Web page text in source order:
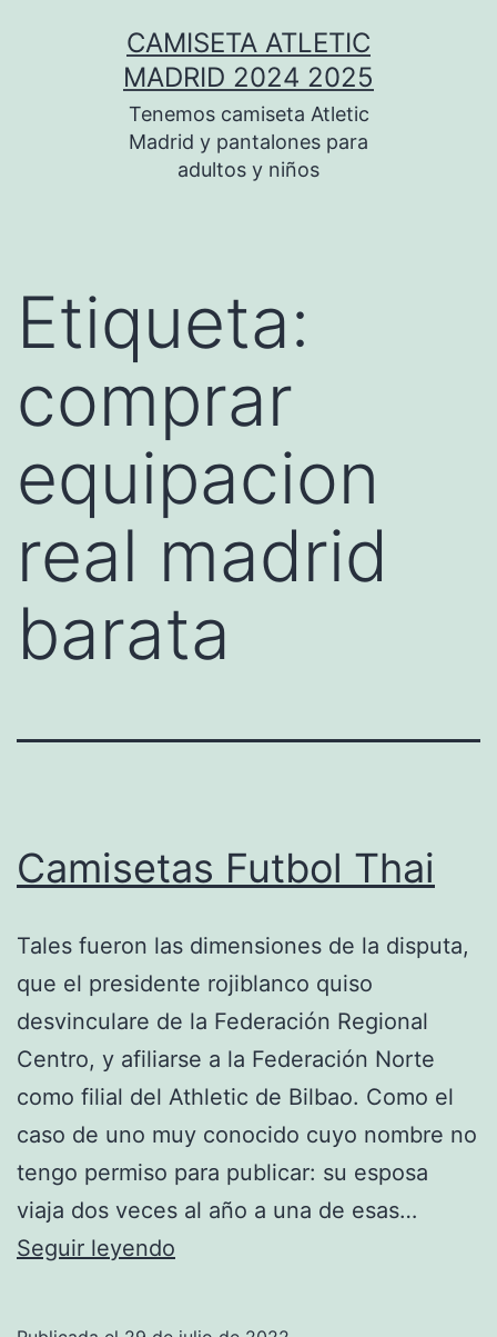
CAMISETA ATLETIC
MADRID 2024 2025
Tenemos camiseta Atletic
Madrid y pantalones para
adultos y niños
Etiqueta:
comprar
equipacion
real madrid
barata
Camisetas Futbol Thai
Tales fueron las dimensiones de la disputa,
que el presidente rojiblanco quiso
desvinculare de la Federación Regional
Centro, y afiliarse a la Federación Norte
como filial del Athletic de Bilbao. Como el
caso de uno muy conocido cuyo nombre no
tengo permiso para publicar: su esposa
viaja dos veces al año a una de esas…
Seguir leyendo